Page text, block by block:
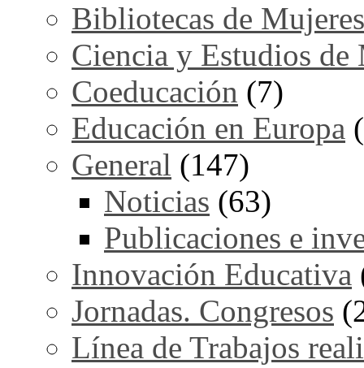
Bibliotecas de Mujeres
Ciencia y Estudios de
Coeducación (7)
Educación en Europa
General (147)
Noticias (63)
Publicaciones e
Innovación Educativa
Jornadas. Congresos
Línea de Trabajos